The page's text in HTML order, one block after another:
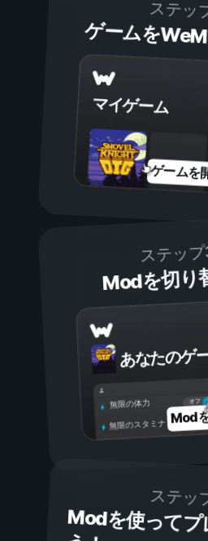
ステッ
ゲームを
マイゲーム
ゲームを
ステッ
Modを切り
あなたのゲ
オフ
無限の体力
無限のスタミナ Mod
ステッ
Modを使ってプ